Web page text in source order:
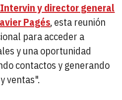
y director general
Pagés, esta reunión
para acceder a
y una oportunidad
contactos y generando
ventas".